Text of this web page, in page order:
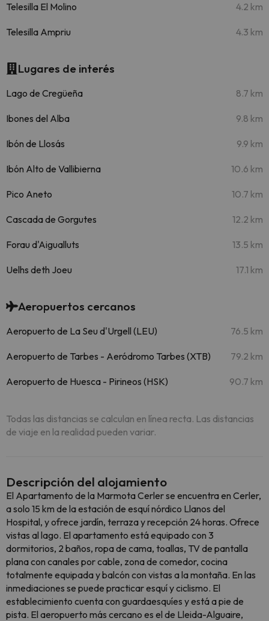
Telesilla El Molino 4.2 km
Telesilla Ampriu 4.3 km
Lugares de interés
Lago de Cregüeña 8.7 km
Ibones del Alba 9.8 km
Ibón de Llosás 9.9 km
Ibón Alto de Vallibierna 10.6 km
Pico Aneto 10.7 km
Cascada de Gorgutes 12.2 km
Forau d'Aigualluts 13.5 km
Uelhs deth Joeu 17.1 km
Aeropuertos cercanos
Aeropuerto de La Seu d'Urgell (LEU) 76.5 km
Aeropuerto de Tarbes - Aeródromo Tarbes (XTB) 79.2 km
Aeropuerto de Huesca - Pirineos (HSK) 90.7 km
Todas las distancias se calculan en línea recta. Las distancias
de viaje en la realidad pueden variar.
Descripción del alojamiento
El Apartamento de la Marmota Cerler se encuentra en Cerler,
a solo 15 km de la estación de esquí nórdico Llanos del
Hospital, y ofrece jardín, terraza y recepción 24 horas. Ofrece
vistas al lago. El apartamento está equipado con 3
dormitorios, 2 baños, ropa de cama, toallas, TV de pantalla
plana con canales por cable, zona de comedor, cocina
totalmente equipada y balcón con vistas a la montaña. En las
inmediaciones se puede practicar esquí y ciclismo. El
establecimiento cuenta con guardaesquíes y está a pie de
pista. El aeropuerto más cercano es el de Lleida-Alguaire,